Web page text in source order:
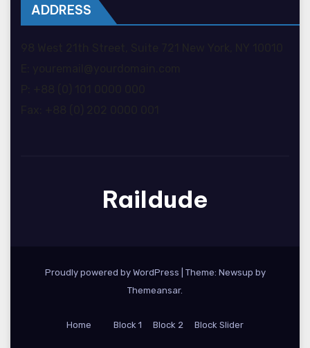
ADDRESS
Raildude
Proudly powered by WordPress
Theme: Newsup by
Themeansar.
Home Block 1 Block 2 Block Slider